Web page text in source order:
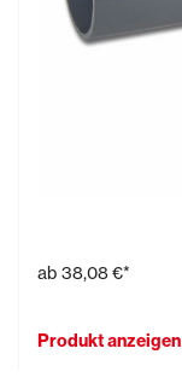
ab 38,08 €*
Produkt anzeigen